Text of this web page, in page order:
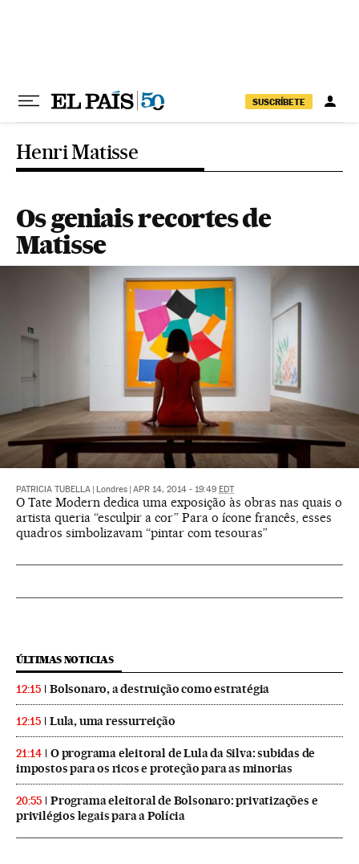
SUSCRÍBETE
Henri Matisse
Os geniais recortes de
Matisse
PATRICIA TUBELLA Londres APR 14, 2014 - 19:49 EDT
O Tate Modern dedica uma exposição às obras nas quais o
artista queria “esculpir a cor” Para o ícone francês, esses
quadros simbolizavam “pintar com tesouras”
ÚLTIMAS NOTICIAS
12:15 Bolsonaro, a destruição como estratégia
12:15 Lula, uma ressurreição
21:14
O programa eleitoral de Lula da Silva: subidas de
impostos para os ricos e proteção para as minorias
20:55
Programa eleitoral de Bolsonaro: privatizações e
privilégios legais para a Polícia